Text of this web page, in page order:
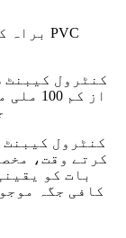
کنٹرول کیبنٹ
از کم
کرتے وقت،
بات کو
کافی جگہ